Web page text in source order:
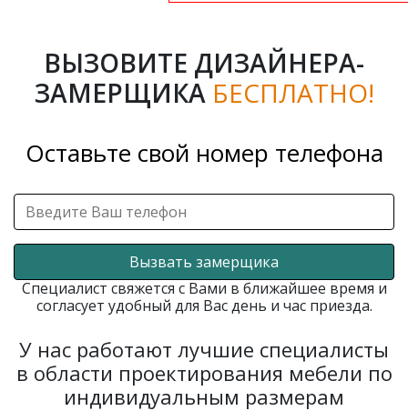
ВЫЗОВИТЕ ДИЗАЙНЕРА-
ЗАМЕРЩИКА БЕСПЛАТНО!
Оставьте свой номер телефона
Вызвать замерщика
Специалист свяжется с Вами в ближайшее время и
согласует удобный для Вас день и час приезда.
У нас работают лучшие специалисты
в области проектирования мебели по
индивидуальным размерам